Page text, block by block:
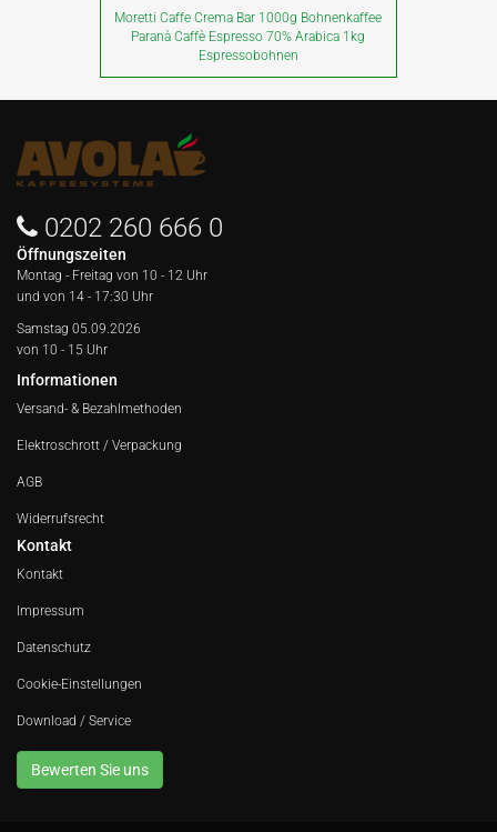
Moretti Caffe Crema Bar 1000g Bohnenkaffee
Paranà Caffè Espresso 70% Arabica 1kg
Espressobohnen
0202 260 666 0
Öffnungszeiten
Montag - Freitag von 10 - 12 Uhr
und von 14 - 17:30 Uhr
Samstag 05.09.2026
von 10 - 15 Uhr
Informationen
Versand- & Bezahlmethoden
Elektroschrott / Verpackung
AGB
Widerrufsrecht
Kontakt
Kontakt
Impressum
Datenschutz
Cookie-Einstellungen
Download / Service
Bewerten Sie uns